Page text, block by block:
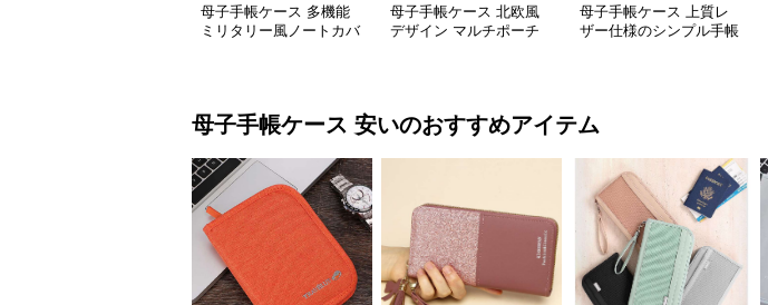
母子手帳ケース 多機能
ミリタリー風ノートカバ
母子手帳ケース 北欧風
デザイン マルチポーチ
母子手帳ケース 上質レ
ザー仕様のシンプル手帳
母子手帳ケース 安いのおすすめアイテム